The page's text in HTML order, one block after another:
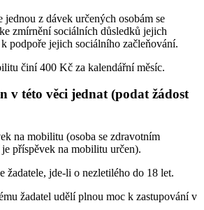
z dávek určených osobám se
zmírnění sociálních důsledků jejich
podpoře jejich sociálního začleňování.
činí 400 Kč za kalendářní měsíc.
v této věci jednat (podat žádost
na mobilitu (osoba se zdravotním
příspěvek na mobilitu určen).
žadatele, jde-li o nezletilého do 18 let.
žadatel udělí plnou moc k zastupování v